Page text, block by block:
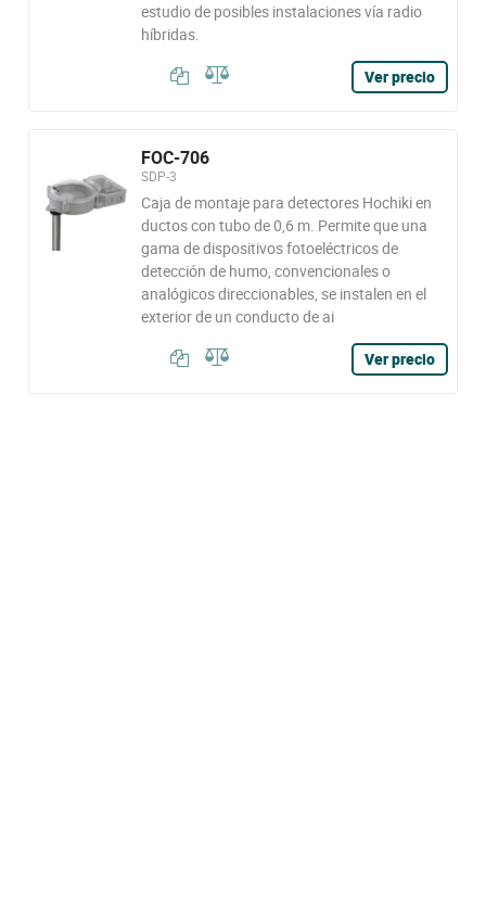
estudio de posibles instalaciones vía radio
híbridas.
Ver precio
FOC-706
SDP-3
Caja de montaje para detectores Hochiki en
ductos con tubo de 0,6 m. Permite que una
gama de dispositivos fotoeléctricos de
detección de humo, convencionales o
analógicos direccionables, se instalen en el
exterior de un conducto de ai
Ver precio